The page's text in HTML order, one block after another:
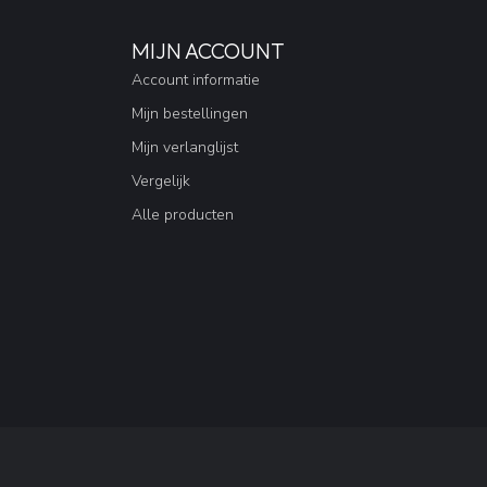
MIJN ACCOUNT
Account informatie
Mijn bestellingen
Mijn verlanglijst
Vergelijk
Alle producten